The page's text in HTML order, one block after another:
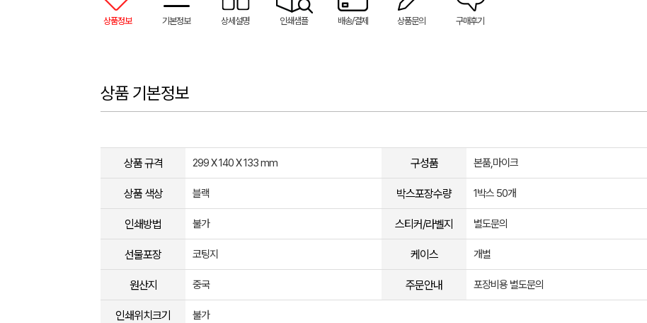
상품정보 기본정보 상세설명 인쇄샘플 배송/결제 상품문의 구매후기
상품 기본정보
상품 규격 299 X 140 X 133 mm 구성품 본품,마이크
상품 색상 블랙 박스포장수량 1박스 50개
인쇄방법 불가 스티커/라벨지 별도문의
선물포장 코팅지 케이스 개별
원산지 중국 주문안내 포장비용 별도문의
인쇄위치크기 불가